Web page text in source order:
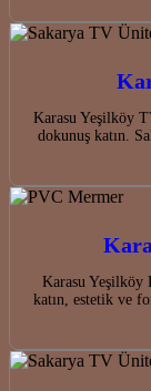
Karasu Yeşilköy
dokunuş katın.
Karasu Yeşilköy
katın, estetik ve